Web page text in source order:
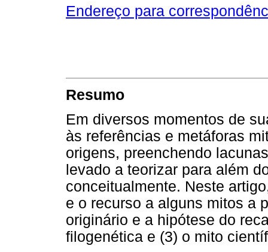
Endereço para
Resumo
Em diversos momentos de
às referências e metáforas
origens, preenchendo
levado a teorizar para além
conceitualmente. Neste
e o recurso a alguns mitos a
originário e a hipótese do
filogenética e (3) o mito